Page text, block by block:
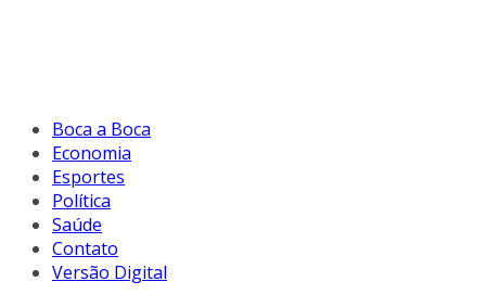
Boca a Boca
Economia
Esportes
Política
Saúde
Contato
Versão Digital